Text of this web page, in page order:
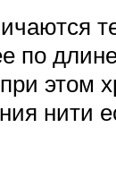
этом
нити